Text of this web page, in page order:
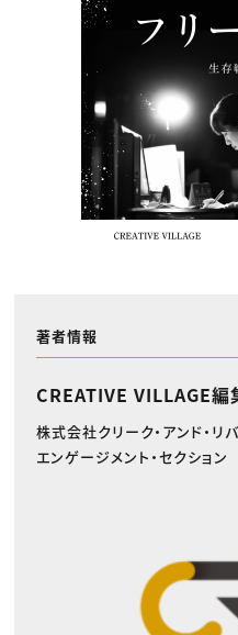
著者情報
CREATIVE VILLAGE編
株式会社クリーク・アンド・リ
エンゲージメント・セクション